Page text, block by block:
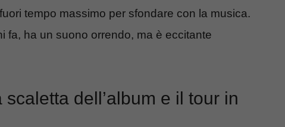
tempo massimo per sfondare con la musica.
fa, ha un suono orrendo, ma è eccitante
dell’album e il tour in